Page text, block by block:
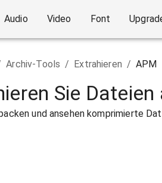
Audio Video Font
Archiv-Tools / Extrahieren / APM
Sie
und ansehen komprimierte